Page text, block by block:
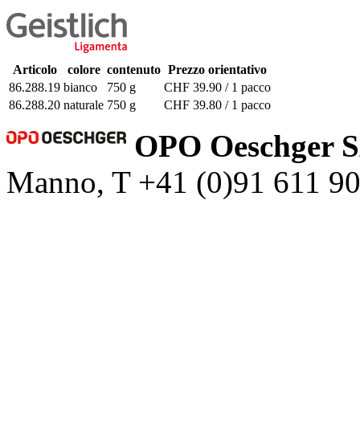
Articolo colore contenuto Prezzo orientativo
86.288.19 bianco 750 g
CHF 39.90 / 1 pacco
86.288.20 naturale 750 g CHF 39.80 / 1 pacco
OPO Oeschger
Manno, T +41 (0)91 611